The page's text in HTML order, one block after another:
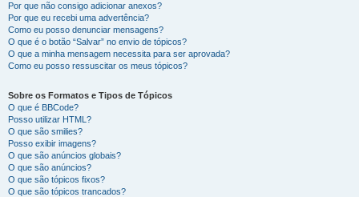
Por que não consigo adicionar anexos?
Por que eu recebi uma advertência?
Como eu posso denunciar mensagens?
O que é o botão “Salvar” no envio de tópicos?
O que a minha mensagem necessita para ser aprovada?
Como eu posso ressuscitar os meus tópicos?
Sobre os Formatos e Tipos de Tópicos
O que é BBCode?
Posso utilizar HTML?
O que são smilies?
Posso exibir imagens?
O que são anúncios globais?
O que são anúncios?
O que são tópicos fixos?
O que são tópicos trancados?